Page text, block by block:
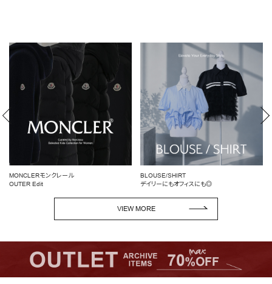
MONCLERモンクレール
OUTER Edit
BLOUSE/SHIRT
デイリーにもオフィスにも◎
VIEW MORE